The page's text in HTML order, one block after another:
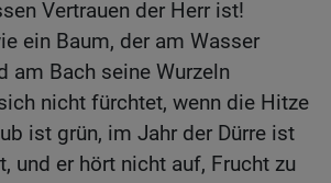
Vertrauen der Herr ist!
ein Baum, der am Wasser
am Bach seine Wurzeln
nicht fürchtet, wenn die Hitze
ist grün, im Jahr der Dürre ist
und er hört nicht auf, Frucht zu